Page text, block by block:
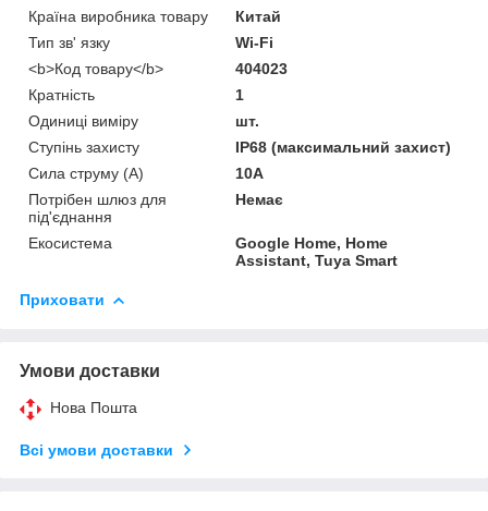
Країна виробника товару
Китай
Тип зв' язку
Wi-Fi
<b>Код товару</b>
404023
Кратність
1
Одиниці виміру
шт.
Ступінь захисту
IP68 (максимальний захист)
Сила струму (А)
10А
Потрібен шлюз для
під'єднання
Немає
Екосистема
Google Home, Home
Assistant, Tuya Smart
Приховати
Умови доставки
Нова Пошта
Всі умови доставки